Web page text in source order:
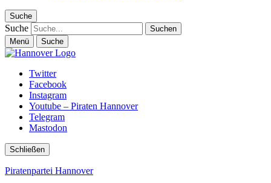
Suche
Suche
Menü Suche
Twitter
Facebook
Instagram
Youtube – Piraten Hannover
Telegram
Mastodon
Schließen
Piratenpartei Hannover